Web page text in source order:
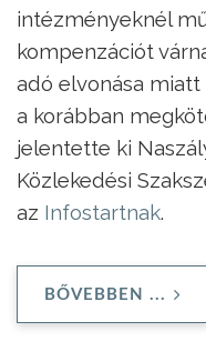
intézményeknél
kompenzációt
adó elvonása
a korábban
jelentette ki
Közlekedési
az Infostartnak.
BŐVEBBEN ...